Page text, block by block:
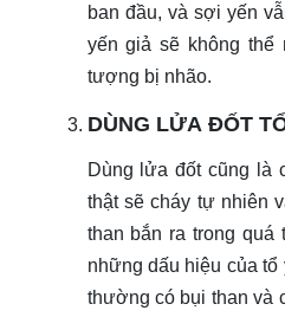
ban đầu, và sợi yến
yến giả sẽ không thể
tượng bị nhão.
DÙNG LỬA ĐỐT
Dùng lửa đốt cũng là
thật sẽ cháy tự nhiên
than bắn ra trong quá
những dấu hiệu của
thường có bụi than và